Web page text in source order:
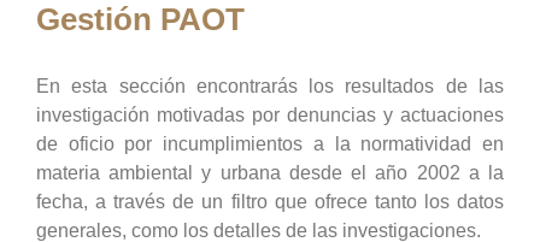
Gestión PAOT
En esta sección encontrarás los resultados de las
investigación motivadas por denuncias y actuaciones
de oficio por incumplimientos a la normatividad en
materia ambiental y urbana desde el año 2002 a la
fecha, a través de un filtro que ofrece tanto los datos
generales, como los detalles de las investigaciones.